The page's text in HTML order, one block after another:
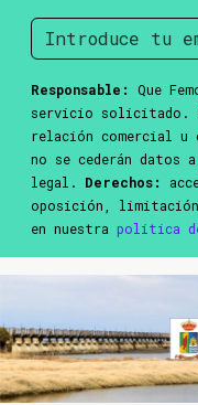
Responsable: Que
servicio solicitado.
relación comercial
no se cederán datos
legal. Derechos:
oposición,
en nuestra política